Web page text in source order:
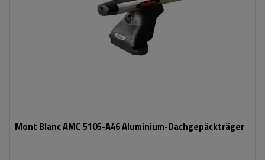
Mont Blanc AMC 5105-A46 Aluminium-Dachgepäckträger